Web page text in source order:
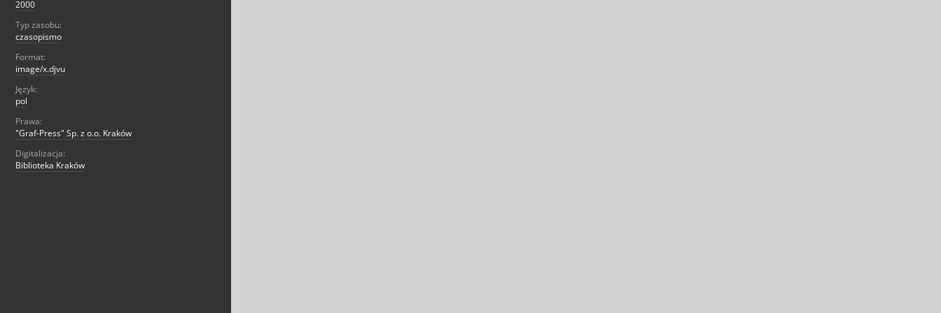
2000
Typ zasobu:
czasopismo
Format:
image/x.djvu
Język:
pol
Prawa:
"Graf-Press" Sp. z o.o. Kraków
Digitalizacja:
Biblioteka Kraków